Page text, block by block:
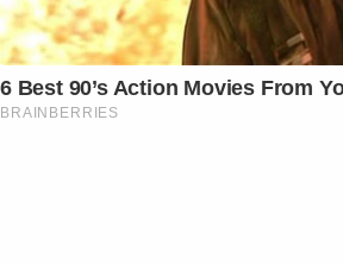
6 Best 90’s Action Movies From
BRAINBERRIES